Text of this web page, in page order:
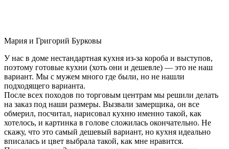
Мария и Григорий Бурковы
У нас в доме нестандартная кухня из-за короба и выступов,
поэтому готовые кухни (хоть они и дешевле) — это не наш
вариант. Мы с мужем много где были, но не нашли
подходящего варианта.
После всех походов по торговым центрам мы решили делать
на заказ под наши размеры. Вызвали замерщика, он все
обмерил, посчитал, нарисовал кухню именно такой, как
хотелось, и картинка в голове сложилась окончательно. Не
скажу, что это самый дешевый вариант, но кухня идеально
вписалась и цвет выбрала такой, как мне нравится.